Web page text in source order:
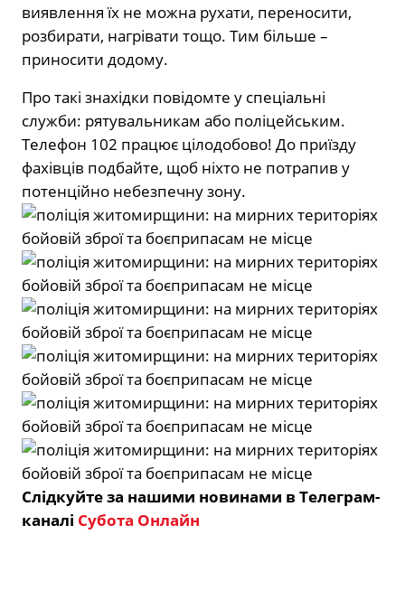
виявлення їх не можна рухати, переносити,
розбирати, нагрівати тощо. Тим більше –
приносити додому.
Про такі знахідки повідомте у спеціальні
служби: рятувальникам або поліцейським.
Телефон 102 працює цілодобово! До приїзду
фахівців подбайте, щоб ніхто не потрапив у
потенційно небезпечну зону.
Слідкуйте за нашими новинами в Телеграм-
каналі Субота Онлайн